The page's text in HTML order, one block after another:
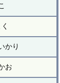
かり
お